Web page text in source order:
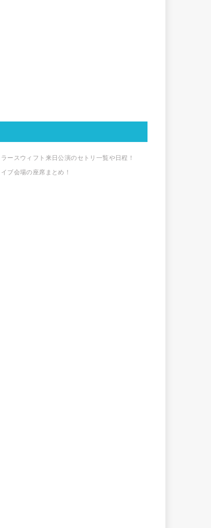
ースウィフト来日公演のセトリ一覧や日程！
ブ会場の座席まとめ！